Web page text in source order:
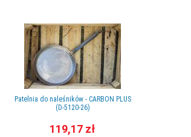
Patelnia do naleśników - CARBON PLUS
(D-5120-26)
119,17 zł